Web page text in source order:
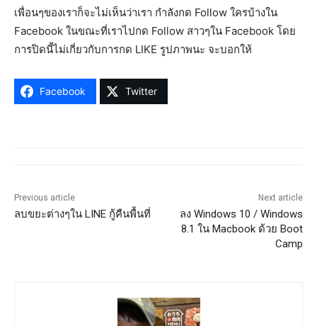
เพื่อนๆของเราก็จะไม่เห็นว่าเรา กำลังกด Follow ใครบ้างใน
Facebook ในขณะที่เราไปกด Follow สาวๆใน Facebook โดย
การปิดนี้ไม่เกี่ยวกับการกด LIKE รูปภาพนะ จะบอกให้
Facebook Twitter
Previous article
ลบขยะต่างๆใน LINE กู้คืนพื้นที่
Next article
ลง Windows 10 / Windows
8.1 ใน Macbook ด้วย Boot
Camp